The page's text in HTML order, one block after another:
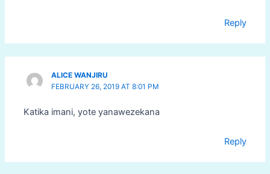
Reply
ALICE WANJIRU
FEBRUARY 26, 2019 AT 8:01 PM
Katika imani, yote yanawezekana
Reply